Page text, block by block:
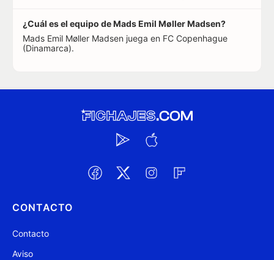
¿Cuál es el equipo de Mads Emil Møller Madsen?
Mads Emil Møller Madsen juega en FC Copenhague
(Dinamarca).
CONTACTO
Contacto
Aviso